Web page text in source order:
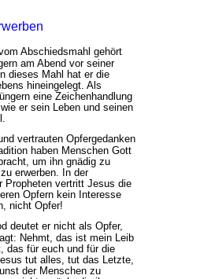
Abschiedsmahl gehört
am Abend vor seiner
dieses Mahl hat er die
hineingelegt. Als
eine Zeichenhandlung
er sein Leben und seinen
vertrauten Opfergedanken
haben Menschen Gott
um ihn gnädig zu
erwerben. In der
Propheten vertritt Jesus die
Opfern kein Interesse
nicht Opfer!
deutet er nicht als Opfer,
Nehmt, das ist mein Leib
das für euch und für die
tut alles, tut das Letzte,
der Menschen zu